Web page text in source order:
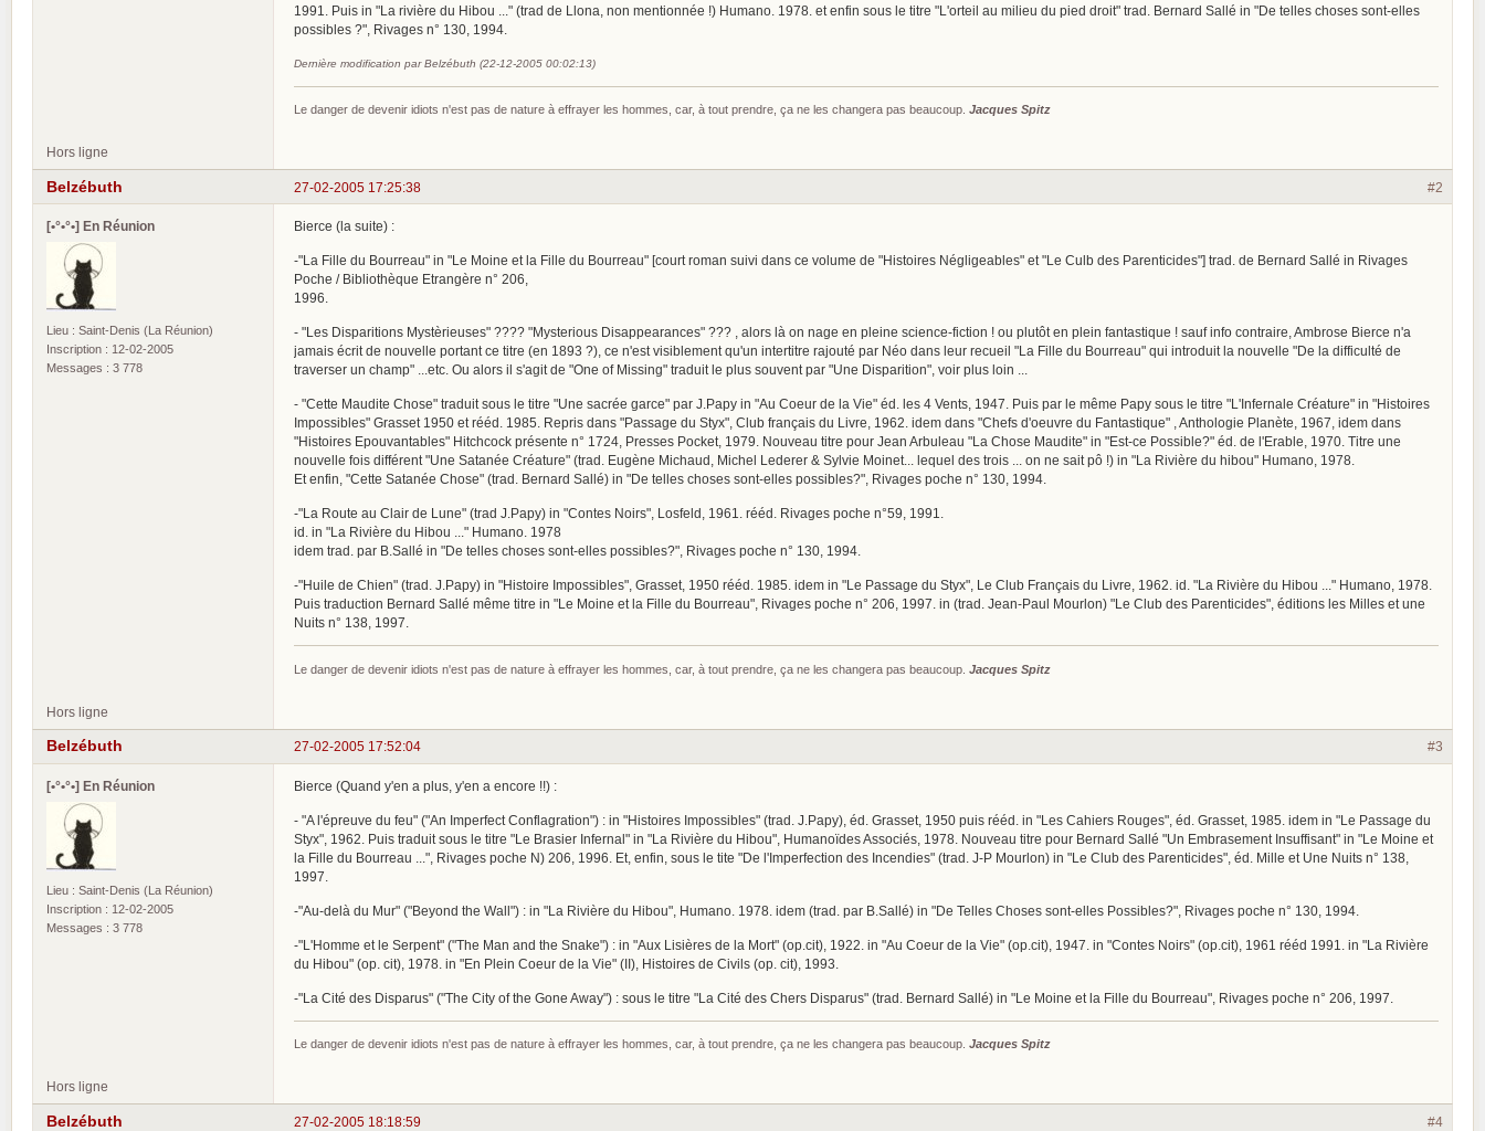
1991. Puis in "La rivière du Hibou ..." (trad de Llona, non mentionnée !) Humano. 1978. et enfin sous le titre "L'orteil au milieu du pied droit" trad. Bernard Sallé in "De telles choses sont-elles
possibles ?", Rivages n° 130, 1994.
Dernière modification par Belzébuth (22-12-2005 00:02:13)
Le danger de devenir idiots n'est pas de nature à effrayer les hommes, car, à tout prendre, ça ne les changera pas beaucoup. Jacques Spitz
Hors ligne
#2
27-02-2005 17:25:38
Belzébuth
[•°•°•] En Réunion
Lieu : Saint-Denis (La Réunion)
Inscription : 12-02-2005
Messages : 3 778
Bierce (la suite) :
-"La Fille du Bourreau" in "Le Moine et la Fille du Bourreau" [court roman suivi dans ce volume de "Histoires Négligeables" et "Le Culb des Parenticides"] trad. de Bernard Sallé in Rivages
Poche / Bibliothèque Etrangère n° 206,
1996.
- "Les Disparitions Mystèrieuses" ???? "Mysterious Disappearances" ??? , alors là on nage en pleine science-fiction ! ou plutôt en plein fantastique ! sauf info contraire, Ambrose Bierce n'a
jamais écrit de nouvelle portant ce titre (en 1893 ?), ce n'est visiblement qu'un intertitre rajouté par Néo dans leur recueil "La Fille du Bourreau" qui introduit la nouvelle "De la difficulté de
traverser un champ" ...etc. Ou alors il s'agit de "One of Missing" traduit le plus souvent par "Une Disparition", voir plus loin ...
- "Cette Maudite Chose" traduit sous le titre "Une sacrée garce" par J.Papy in "Au Coeur de la Vie" éd. les 4 Vents, 1947. Puis par le même Papy sous le titre "L'Infernale Créature" in "Histoires
Impossibles" Grasset 1950 et rééd. 1985. Repris dans "Passage du Styx", Club français du Livre, 1962. idem dans "Chefs d'oeuvre du Fantastique" , Anthologie Planète, 1967, idem dans
"Histoires Epouvantables" Hitchcock présente n° 1724, Presses Pocket, 1979. Nouveau titre pour Jean Arbuleau "La Chose Maudite" in "Est-ce Possible?" éd. de l'Erable, 1970. Titre une
nouvelle fois différent "Une Satanée Créature" (trad. Eugène Michaud, Michel Lederer & Sylvie Moinet... lequel des trois ... on ne sait pô !) in "La Rivière du hibou" Humano, 1978.
Et enfin, "Cette Satanée Chose" (trad. Bernard Sallé) in "De telles choses sont-elles possibles?", Rivages poche n° 130, 1994.
-"La Route au Clair de Lune" (trad J.Papy) in "Contes Noirs", Losfeld, 1961. rééd. Rivages poche n°59, 1991.
id. in "La Rivière du Hibou ..." Humano. 1978
idem trad. par B.Sallé in "De telles choses sont-elles possibles?", Rivages poche n° 130, 1994.
-"Huile de Chien" (trad. J.Papy) in "Histoire Impossibles", Grasset, 1950 rééd. 1985. idem in "Le Passage du Styx", Le Club Français du Livre, 1962. id. "La Rivière du Hibou ..." Humano, 1978.
Puis traduction Bernard Sallé même titre in "Le Moine et la Fille du Bourreau", Rivages poche n° 206, 1997. in (trad. Jean-Paul Mourlon) "Le Club des Parenticides", éditions les Milles et une
Nuits n° 138, 1997.
Le danger de devenir idiots n'est pas de nature à effrayer les hommes, car, à tout prendre, ça ne les changera pas beaucoup. Jacques Spitz
Hors ligne
#3
27-02-2005 17:52:04
Belzébuth
[•°•°•] En Réunion
Lieu : Saint-Denis (La Réunion)
Inscription : 12-02-2005
Messages : 3 778
Bierce (Quand y'en a plus, y'en a encore !!) :
- "A l'épreuve du feu" ("An Imperfect Conflagration") : in "Histoires Impossibles" (trad. J.Papy), éd. Grasset, 1950 puis rééd. in "Les Cahiers Rouges", éd. Grasset, 1985. idem in "Le Passage du
Styx", 1962. Puis traduit sous le titre "Le Brasier Infernal" in "La Rivière du Hibou", Humanoïdes Associés, 1978. Nouveau titre pour Bernard Sallé "Un Embrasement Insuffisant" in "Le Moine et
la Fille du Bourreau ...", Rivages poche N) 206, 1996. Et, enfin, sous le tite "De l'Imperfection des Incendies" (trad. J-P Mourlon) in "Le Club des Parenticides", éd. Mille et Une Nuits n° 138,
1997.
-"Au-delà du Mur" ("Beyond the Wall") : in "La Rivière du Hibou", Humano. 1978. idem (trad. par B.Sallé) in "De Telles Choses sont-elles Possibles?", Rivages poche n° 130, 1994.
-"L'Homme et le Serpent" ("The Man and the Snake") : in "Aux Lisières de la Mort" (op.cit), 1922. in "Au Coeur de la Vie" (op.cit), 1947. in "Contes Noirs" (op.cit), 1961 rééd 1991. in "La Rivière
du Hibou" (op. cit), 1978. in "En Plein Coeur de la Vie" (II), Histoires de Civils (op. cit), 1993.
-"La Cité des Disparus" ("The City of the Gone Away") : sous le titre "La Cité des Chers Disparus" (trad. Bernard Sallé) in "Le Moine et la Fille du Bourreau", Rivages poche n° 206, 1997.
Le danger de devenir idiots n'est pas de nature à effrayer les hommes, car, à tout prendre, ça ne les changera pas beaucoup. Jacques Spitz
Hors ligne
#4
27-02-2005 18:18:59
Belzébuth